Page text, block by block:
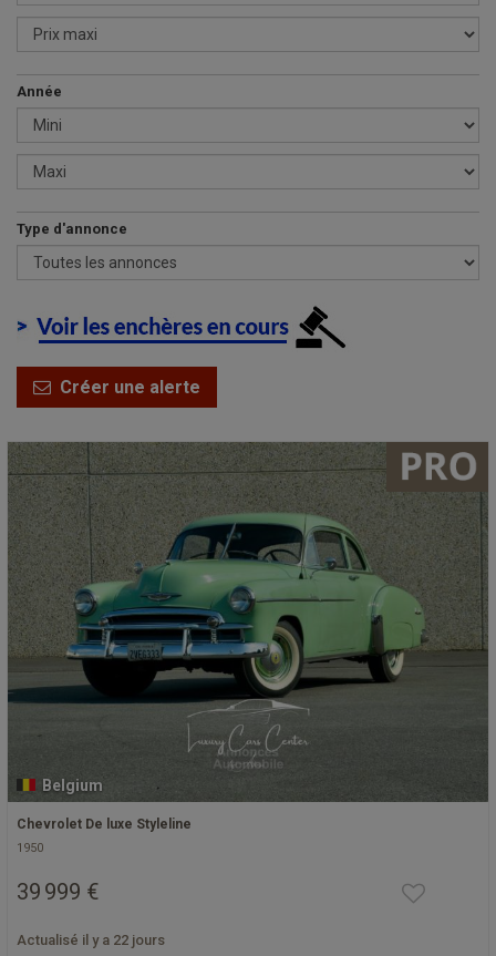
Année
Type d'annonce
Créer une alerte
Belgium
Chevrolet De luxe Styleline
1950
39 999 €
Actualisé il y a 22 jours